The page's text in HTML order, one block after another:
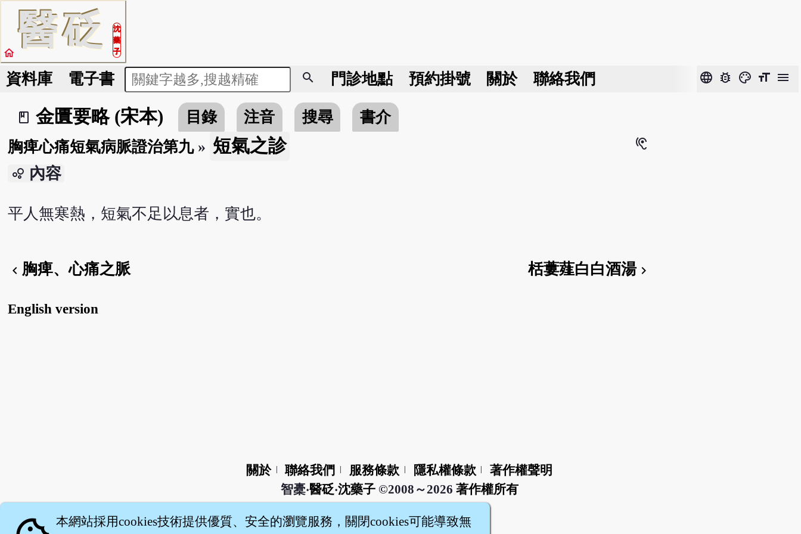
醫砭
沈
藥
子
home
資料庫 電子書 search 門診地點 預約掛號 關於 聯絡我們 language bug_report color_lens format_size menu
book_2
金匱要略 (宋本) 目錄 注音 搜尋
書介
胸痺心痛短氣病脈證治第九» 短氣之診 hearing
bubble_chart 內容
平人無寒熱，短氣不足以息者，實也。
chevron_left 胸痺、心痛之脈 栝蔞薤白白酒湯chevron_right
English version
關於 聯絡我們 服務條款 隱私權條款
著作權聲明
智橐‧醫砭‧沈藥子©2008～2026 著作權所有
本網站採用cookies技術提供優質、安全的瀏覽服務，關閉cookies可能導致無